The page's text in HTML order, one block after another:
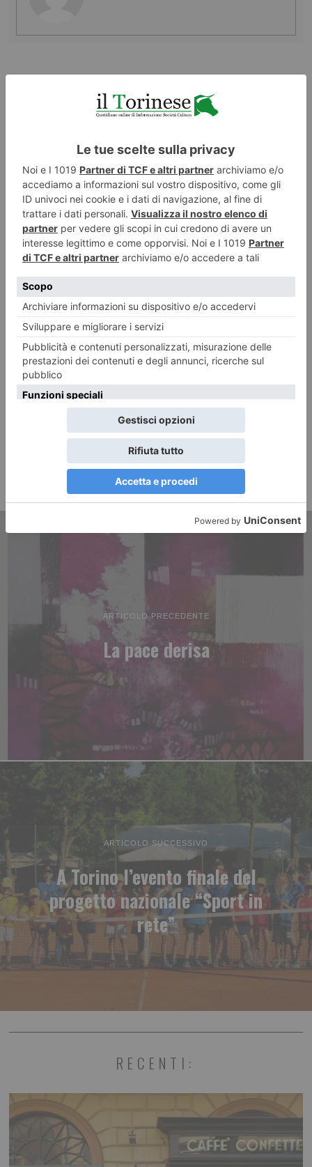
LASCIA UN COMMENTO
ARTICOLO PRECEDENTE
La pace derisa
ARTICOLO SUCCESSIVO
A Torino l’evento finale del
progetto nazionale “Sport in
rete”
RECENTI: